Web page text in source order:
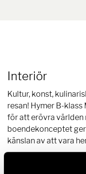
Interiör
Kultur, konst,
resan! Hymer B-
för att erövra världen
boendekonceptet
känslan av att vara